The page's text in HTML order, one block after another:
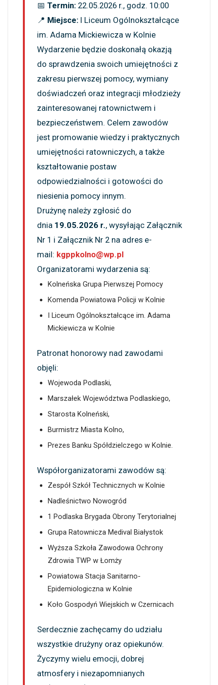
📅 Termin: 22.05.2026 r., godz. 10:00
📍 Miejsce: I Liceum Ogólnokształcące
im. Adama Mickiewicza w Kolnie
Wydarzenie będzie doskonałą okazją
do sprawdzenia swoich umiejętności z
zakresu pierwszej pomocy, wymiany
doświadczeń oraz integracji młodzieży
zainteresowanej ratownictwem i
bezpieczeństwem. Celem zawodów
jest promowanie wiedzy i praktycznych
umiejętności ratowniczych, a także
kształtowanie postaw
odpowiedzialności i gotowości do
niesienia pomocy innym.
Drużynę należy zgłosić do
dnia 19.05.2026 r., wysyłając Załącznik
Nr 1 i Załącznik Nr 2 na adres e-
mail: kgppkolno@wp.pl
Organizatorami wydarzenia są:
Kolneńska Grupa Pierwszej Pomocy
Komenda Powiatowa Policji w Kolnie
I Liceum Ogólnokształcące im. Adama
Mickiewicza w Kolnie
Patronat honorowy nad zawodami
objęli:
Wojewoda Podlaski,
Marszałek Województwa Podlaskiego,
Starosta Kolneński,
Burmistrz Miasta Kolno,
Prezes Banku Spółdzielczego w Kolnie.
Współorganizatorami zawodów są:
Zespół Szkół Technicznych w Kolnie
Nadleśnictwo Nowogród
1 Podlaska Brygada Obrony Terytorialnej
Grupa Ratownicza Medival Białystok
Wyższa Szkoła Zawodowa Ochrony
Zdrowia TWP w Łomży
Powiatowa Stacja Sanitarno-
Epidemiologiczna w Kolnie
Koło Gospodyń Wiejskich w Czernicach
Serdecznie zachęcamy do udziału
wszystkie drużyny oraz opiekunów.
Życzymy wielu emocji, dobrej
atmosfery i niezapomnianych